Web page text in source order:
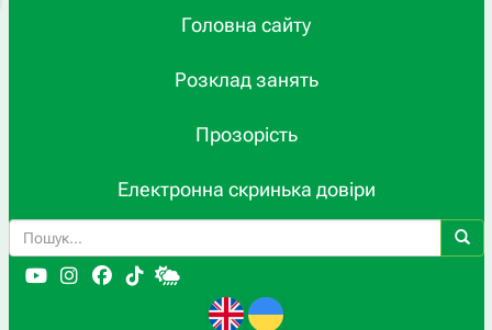
Головна сайту
Розклад занять
Прозорість
Електронна скринька довіри